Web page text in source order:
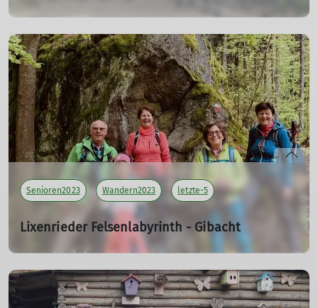
29.07.2023
Tourenleiter: Maier Georg, Ernst Konrad
Teilnehmer: 8
mehr erfahren
Senioren2023 Wandern2023 letzte-5
Lixenrieder Felsenlabyrinth - Gibacht
13.05.2023
Tourenleiterin: Killesreiter Marlene
Teilnehmer: 5